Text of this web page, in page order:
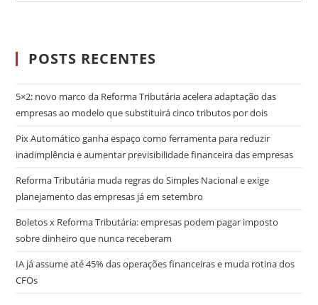
POSTS RECENTES
5×2: novo marco da Reforma Tributária acelera adaptação das
empresas ao modelo que substituirá cinco tributos por dois
Pix Automático ganha espaço como ferramenta para reduzir
inadimplência e aumentar previsibilidade financeira das empresas
Reforma Tributária muda regras do Simples Nacional e exige
planejamento das empresas já em setembro
Boletos x Reforma Tributária: empresas podem pagar imposto
sobre dinheiro que nunca receberam
IA já assume até 45% das operações financeiras e muda rotina dos
CFOs